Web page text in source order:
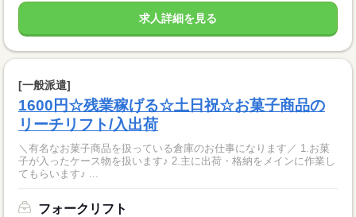
求人詳細を見る
[一般派遣]
1600円☆残業稼げる☆土日祝☆お菓子商品の
リーチリフト/入出荷
＼有名なお菓子商品を扱っている倉庫のお仕事になります／ 1.お菓
子が入ったケース物を扱います♪ 2.主に出荷・格納をメインに作業し
てもらいます♪ ...
フォークリフト